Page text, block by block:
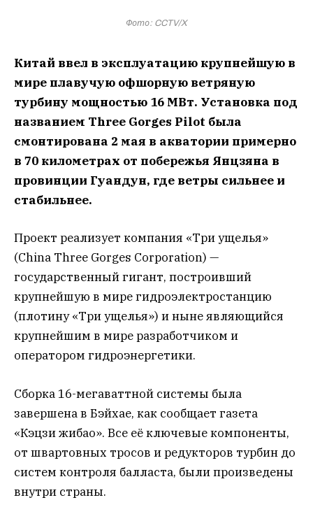
Фото: CCTV/X
Китай ввел в эксплуатацию крупнейшую в
мире плавучую офшорную ветряную
турбину мощностью 16 МВт. Установка под
названием Three Gorges Pilot была
смонтирована 2 мая в акватории примерно
в 70 километрах от побережья Янцзяна в
провинции Гуандун, где ветры сильнее и
стабильнее.
Проект реализует компания «Три ущелья»
(China Three Gorges Corporation) —
государственный гигант, построивший
крупнейшую в мире гидроэлектростанцию
(плотину «Три ущелья») и ныне являющийся
крупнейшим в мире разработчиком и
оператором гидроэнергетики.
Сборка 16-мегаваттной системы была
завершена в Бэйхае, как сообщает газета
«Кэцзи жибао». Все её ключевые компоненты,
от швартовных тросов и редукторов турбин до
систем контроля балласта, были произведены
внутри страны.